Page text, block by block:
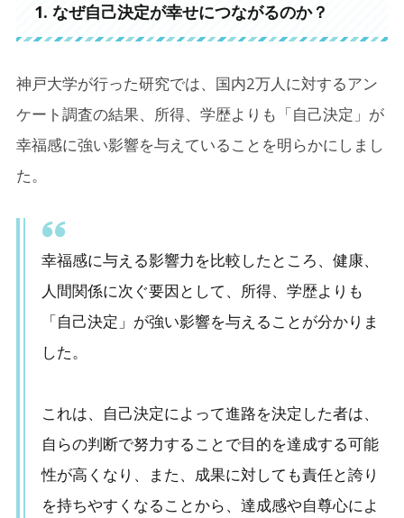
2. 2. 自己決定できない原因とは？（環境・思考の
2-1. 自己決定を阻む3つの要因
3. 3. 他責思考の怖さ
3-3. 何も変わらない「現実」
4. 4. 自分軸を育てるためのステップ（具体的な行
動）
4-3. 決定を人任せにしない自分になる
5. 5. 他人の意見を参考にしつつ、自分で決める方
法（バランスの取り方）
1. なぜ自己決定が幸せにつながるのか？
神戸大学が行った研究では、国内2万人に対するアン
ケート調査の結果、所得、学歴よりも「自己決定」が
幸福感に強い影響を与えていることを明らかにしまし
た。
幸福感に与える影響力を比較したところ、健康、
人間関係に次ぐ要因として、所得、学歴よりも
「自己決定」が強い影響を与えることが分かりま
した。
これは、自己決定によって進路を決定した者は、
自らの判断で努力することで目的を達成する可能
性が高くなり、また、成果に対しても責任と誇り
を持ちやすくなることから、達成感や自尊心によ